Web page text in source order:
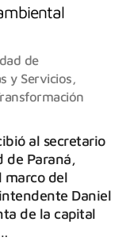
de
y Servicios
al secretario
de Paraná,
marco del
Daniel
de la capital